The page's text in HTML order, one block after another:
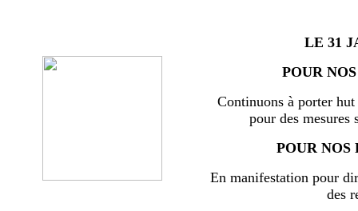
LE 31
POUR
Continuons à porter
pour des mesures
POUR NOS
En manifestation pour
des